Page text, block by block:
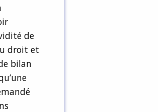
de
droit et
bilan